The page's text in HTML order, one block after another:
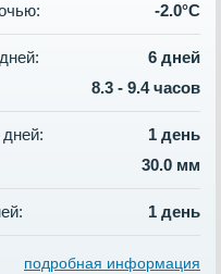
-2.0°C
6 дней
8.3 - 9.4 часов
1 день
30.0 мм
1 день
подробная информация